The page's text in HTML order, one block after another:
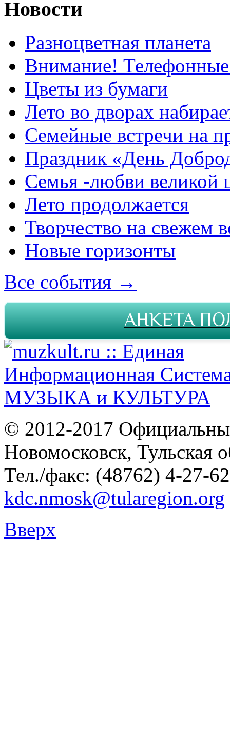
Новости
Разноцветная планета
Внимание!
Цветы из бумаги
Лето во дворах
Семейные встречи на
Праздник «День
Семья -любви великой
Лето продолжается
Творчество на свежем
Новые горизонты
Все события →
АНКЕТА
© 2012-2017
Новомосковск, Тульская
Тел./факс: (48762) 4-27-
kdc.nmosk@tularegion.org
Вверх